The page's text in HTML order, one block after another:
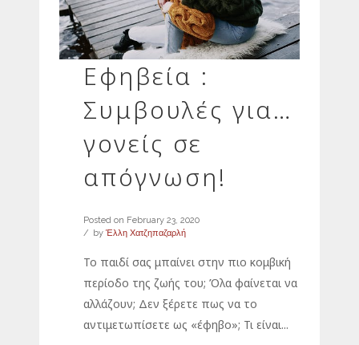
Εφηβεία :
Συμβουλές για…
γονείς σε
απόγνωση!
Posted on February 23, 2020
by Έλλη Χατζηπαζαρλή
Το παιδί σας μπαίνει στην πιο κομβική
περίοδο της ζωής του; Όλα φαίνεται να
αλλάζουν; Δεν ξέρετε πως να το
αντιμετωπίσετε ως «έφηβο»; Τι είναι...